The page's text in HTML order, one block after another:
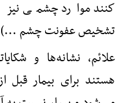
كنند موارد چشمی
تشخیص عفونت چشم
علائم، نشانه‌ها و
هستند برای بیمار قبل